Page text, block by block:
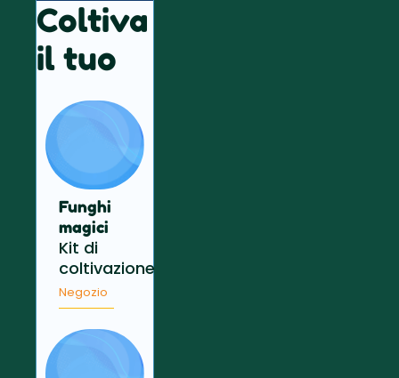
Coltiva
il tuo
Funghi
magici
Kit di
coltivazione
Negozio